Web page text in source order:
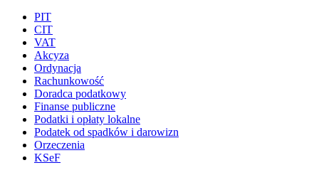
PIT
CIT
VAT
Akcyza
Ordynacja
Rachunkowość
Doradca podatkowy
Finanse publiczne
Podatki i opłaty lokalne
Podatek od spadków i darowizn
Orzeczenia
KSeF